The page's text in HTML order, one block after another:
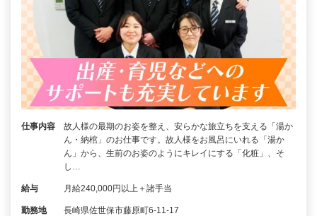
仕事内容
故人様の最期のお姿を整え、安らかな旅立ちを支える「湯か
ん・納棺」のお仕事です。故人様をお風呂にいれる「湯か
ん」から、生前のお姿のようにキレイにする「化粧」、そ
し…
給与 月給240,000円以上＋諸手当
勤務地 長崎県佐世保市藤原町6-11-17